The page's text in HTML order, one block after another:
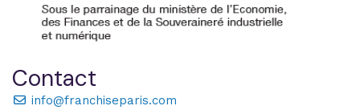
Contact
info@franchiseparis.com